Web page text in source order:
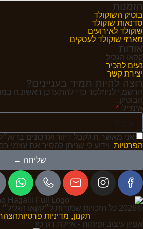
הזמנות
בוטיק השוקולד
סדנאות שוקולד
שוקולד לאירועים
מארזי שוקולד לעסקים
אודות
קקאו הגליל
נעים להכיר
יצירת קשר
רוצה להיות תמיד בעניינים?
הרשמ.י לניוזלטר כדי להתעדכן ראשונ.ה
הבוטיק.
אימייל
אני מאשר.ת לקבל דיוור ועדכונים
הפרטיות, וידוע לי שניתן להסיר את עצמי
שליחה ←
©2026 כל הזכויות שמורות ל״קקאו הגליל״
תקנון, מדיניות פרטיות
אפיון עיצוב ופיתוח - איילת דגן כץ